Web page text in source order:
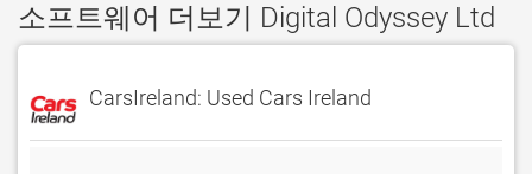
소프트웨어 더보기 Digital Odyssey Ltd
CarsIreland: Used Cars Ireland